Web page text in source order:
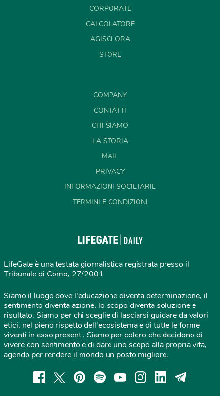
CORPORATE
CALCOLATORE
AGISCI ORA
STORE
COMPANY
CONTATTI
CHI SIAMO
LA STORIA
MAIL
PRIVACY
INFORMAZIONI SOCIETARIE
TERMINI E CONDIZIONI
LifeGate è una testata giornalistica registrata presso il
Tribunale di Como, 27/2001
Siamo il luogo dove l'educazione diventa determinazione, il
sentimento diventa azione, lo scopo diventa soluzione e
risultato. Siamo per chi sceglie di lasciarsi guidare da valori
etici, nel pieno rispetto dell'ecosistema e di tutte le forme
viventi in esso presenti. Siamo per coloro che decidono di
vivere con sentimento e di dare uno scopo alla propria vita,
agendo per rendere il mondo un posto migliore.